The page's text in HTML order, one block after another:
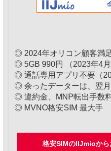
◎ 2024年オリコン顧客満
◎ 5GB 990円 （2023年4月
◎ 通話専用アプリ不要（
◎ 余ったデーターは、翌
◎ 違約金、MNP転出手数
◎ MVNO格安SIM 最大手
格安SIMのIIJmioから